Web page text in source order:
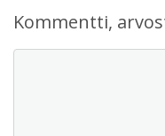
Kommentti,